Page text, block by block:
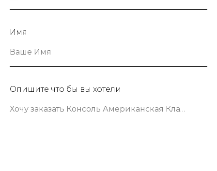
Имя
Ваше Имя
Опишите что бы вы хотели
Хочу заказать Консоль Американская Классика шириной 133 сантиметра в зеленом цвете